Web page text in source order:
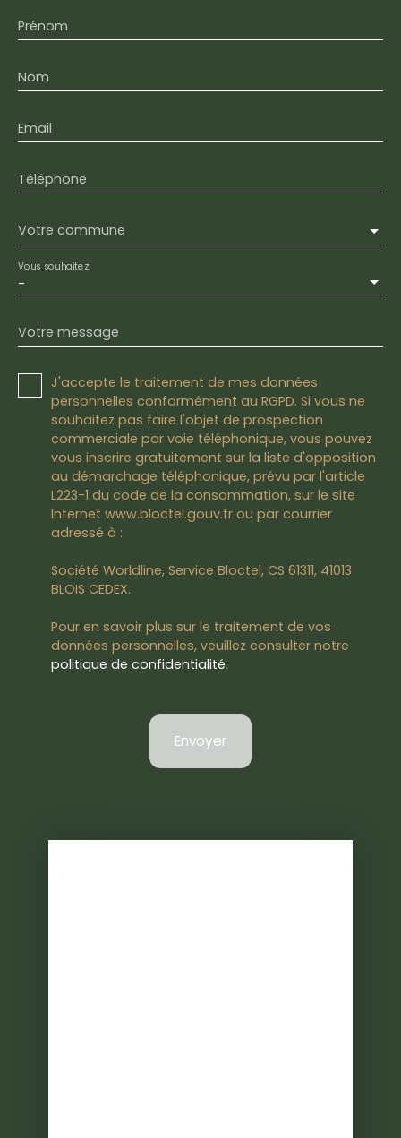
Prénom
Nom
Email
Téléphone
Votre commune
-
Vous souhaitez
Votre message
J'accepte le traitement de mes données
personnelles conformément au RGPD. Si vous ne
souhaitez pas faire l'objet de prospection
commerciale par voie téléphonique, vous pouvez
vous inscrire gratuitement sur la liste d'opposition
au démarchage téléphonique, prévu par l'article
L223-1 du code de la consommation, sur le site
Internet www.bloctel.gouv.fr ou par courrier
adressé à :
Société Worldline, Service Bloctel, CS 61311, 41013
BLOIS CEDEX.
Pour en savoir plus sur le traitement de vos
données personnelles, veuillez consulter notre
politique de confidentialité.
Envoyer